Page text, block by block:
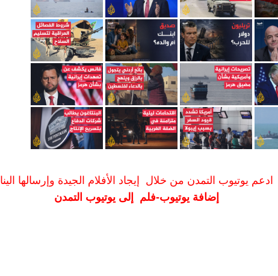
ادعم يوتيوب التمدن من خلال إيجاد الأفلام الجيدة وإرسالها الينا
إضافة يوتيوب-فلم إلى يوتيوب التمدن